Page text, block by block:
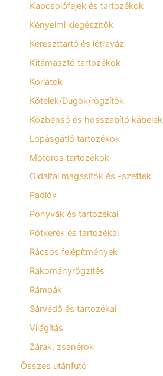
Kapcsolófejek és tartozékok
Kényelmi kiegészítők
Kereszttartó és létraváz
Kitámasztó tartozékok
Korlátok
Kötelek/Dugók/rögzítők
Közbenső és hosszabító kábelek
Lopásgátló tartozékok
Motoros tartozékok
Oldalfal magasítók és -szettek
Padlók
Ponyvák és tartozékai
Pótkerék és tartozékai
Rácsos felépítmények
Rakományrögzítés
Rámpák
Sárvédő és tartozékai
Világítás
Zárak, zsanérok
Összes utánfutó